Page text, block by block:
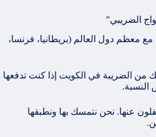
معظم دول العالم (بريطانيا، فرنسا،
من الضريبة في الكويت إذا كنت تدفعها
النسبة.
عنها. نحن نتمسك بها ونطبقها